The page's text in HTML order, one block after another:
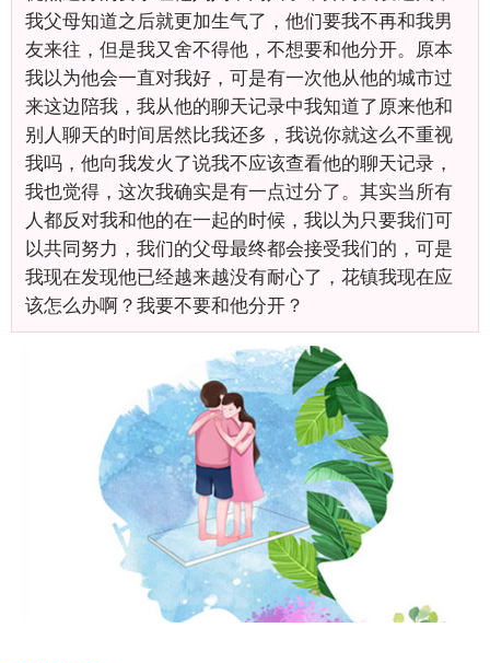
我父母知道之后就更加生气了，他们要我不再和我男
友来往，但是我又舍不得他，不想要和他分开。原本
我以为他会一直对我好，可是有一次他从他的城市过
来这边陪我，我从他的聊天记录中我知道了原来他和
别人聊天的时间居然比我还多，我说你就这么不重视
我吗，他向我发火了说我不应该查看他的聊天记录，
我也觉得，这次我确实是有一点过分了。其实当所有
人都反对我和他的在一起的时候，我以为只要我们可
以共同努力，我们的父母最终都会接受我们的，可是
我现在发现他已经越来越没有耐心了，花镇我现在应
该怎么办啊？我要不要和他分开？